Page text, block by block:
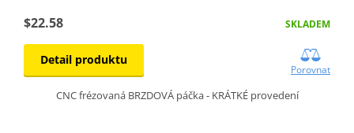
$22.58 SKLADEM
Detail produktu
Porovnat
CNC frézovaná BRZDOVÁ páčka - KRÁTKÉ provedení